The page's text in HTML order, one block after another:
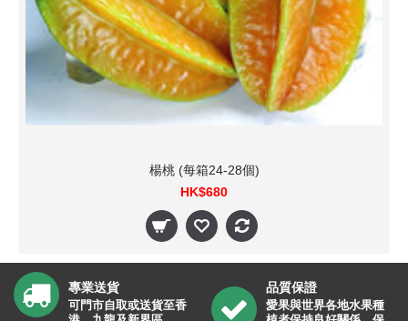
楊桃 (每箱24-28個)
HK$680
專業送貨
可門市自取或送貨至香
品質保證
愛果與世界各地水果種